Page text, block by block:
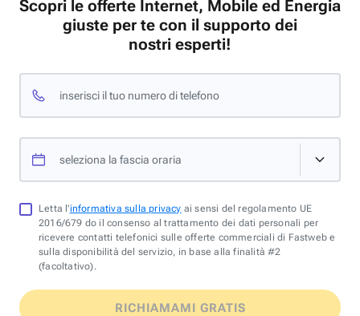
Scopri le offerte Internet, Mobile ed Energia
giuste per te con il supporto dei
nostri esperti!
inserisci il tuo numero di telefono
seleziona la fascia oraria
Letta l'informativa sulla privacy ai sensi del regolamento UE
2016/679 do il consenso al trattamento dei dati personali per
ricevere contatti telefonici sulle offerte commerciali di Fastweb e
sulla disponibilità del servizio, in base alla finalità #2
(facoltativo).
RICHIAMAMI GRATIS